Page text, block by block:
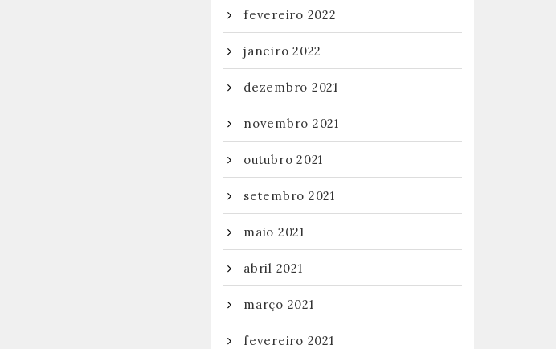
fevereiro 2022
janeiro 2022
dezembro 2021
novembro 2021
outubro 2021
setembro 2021
maio 2021
abril 2021
março 2021
fevereiro 2021